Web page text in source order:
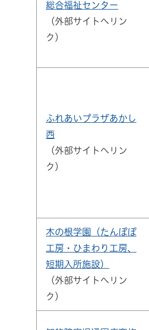
総合福祉センター
（外部サイトへリン
ク）
ふれあいプラザあかし
西
（外部サイトへリン
ク）
木の根学園（たんぽぽ
工房・ひまわり工房、
短期入所施設）
（外部サイトへリン
ク）